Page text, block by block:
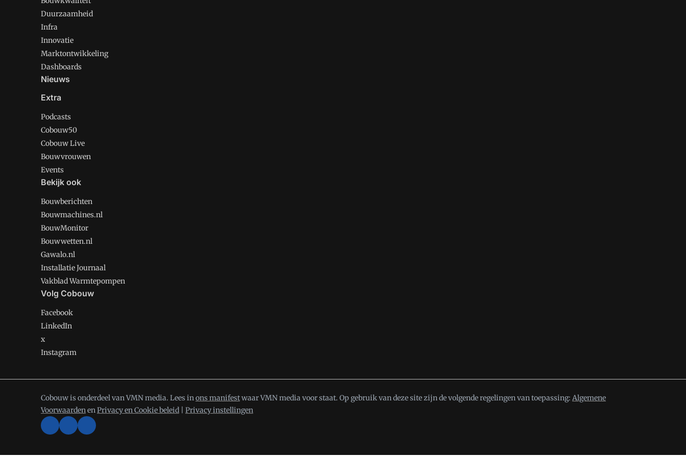
Duurzaamheid
Infra
Innovatie
Marktontwikkeling
Dashboards
Nieuws
Extra
Podcasts
Cobouw50
Cobouw Live
Bouwvrouwen
Events
Bekijk ook
Bouwberichten
Bouwmachines.nl
BouwMonitor
Bouwwetten.nl
Gawalo.nl
Installatie Journaal
Vakblad Warmtepompen
Volg Cobouw
Facebook
LinkedIn
x
Instagram
Cobouw is onderdeel van VMN media. Lees inons manifestwaar VMN media voor staat. Op gebruik van deze site zijn de volgende regelingen van toepassing: Algemene
VoorwaardenenPrivacy en Cookie beleid Privacy instellingen